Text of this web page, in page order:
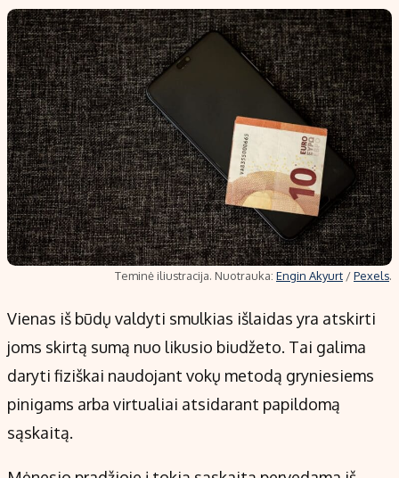
Teminė iliustracija. Nuotrauka: Engin Akyurt /Pexels.
Vienas iš būdų valdyti smulkias išlaidas yra atskirti
joms skirtą sumą nuo likusio biudžeto. Tai galima
daryti fiziškai naudojant vokų metodą gryniesiems
pinigams arba virtualiai atsidarant papildomą
sąskaitą.